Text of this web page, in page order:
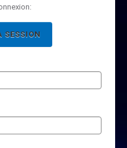
SESSION